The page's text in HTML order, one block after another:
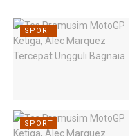
SPORT
SPORT